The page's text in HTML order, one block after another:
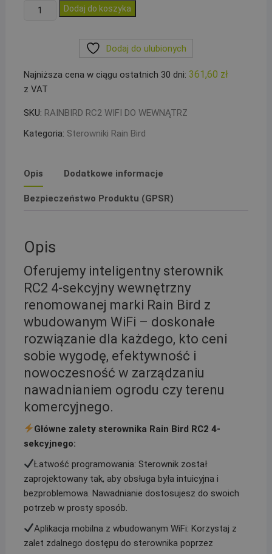
ilość
4
sekcje
wewnętrzny
wbudowanym
Dodaj do koszyka
Dodaj do ulubionych
Najniższa cena w ciągu ostatnich 30 dni: 361,60 zł
z VAT
SKU: RAINBIRD RC2 WIFI DO WEWNĄTRZ
Kategoria: Sterowniki Rain Bird
Opis Dodatkowe informacje
Bezpieczeństwo Produktu (GPSR)
Opis
Oferujemy inteligentny sterownik
RC2 4-sekcyjny wewnętrzny
renomowanej marki Rain Bird z
wbudowanym WiFi – doskonałe
rozwiązanie dla każdego, kto ceni
sobie wygodę, efektywność i
nowoczesność w zarządzaniu
nawadnianiem ogrodu czy terenu
komercyjnego.
Główne zalety sterownika Rain Bird RC2 4-
sekcyjnego:
Łatwość programowania: Sterownik został
zaprojektowany tak, aby obsługa była intuicyjna i
bezproblemowa. Nawadnianie dostosujesz do swoich
potrzeb w prosty sposób.
Aplikacja mobilna z wbudowanym WiFi: Korzystaj z
zalet zdalnego dostępu do sterownika poprzez